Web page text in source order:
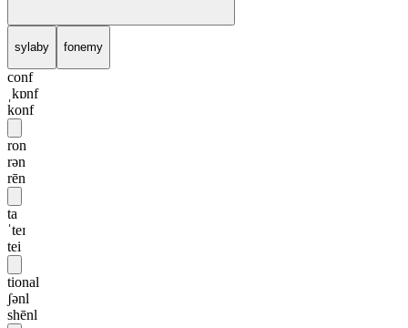
sylaby fonemy
conf
ˌkɒnf
konf
ron
rən
rēn
ta
ˈteɪ
tei
tional
ʃənl
shēnl